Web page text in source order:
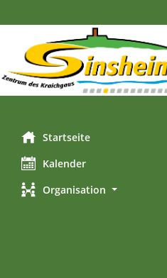
Startseite
Kalender
Organisation